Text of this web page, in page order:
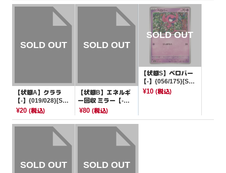
【状態A】クララ
【-】{019/028}[SV
B]
¥20 (税込)
【状態B】エネルギ
ー回収 ミラー【-】
{012/024}[sA]
¥80(税込)
【状態S】ベロバー
【-】{056/175}[SV
M]
¥10 (税込)